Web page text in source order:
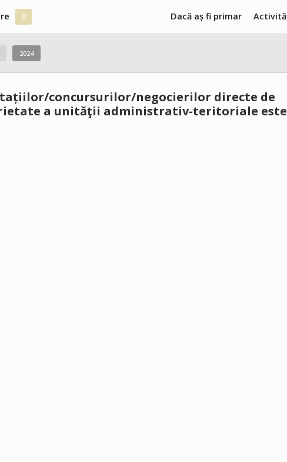
0 Dacă aș fi primar
2024
concursurilor/negocierilor directe de
a unităţii administrativ-teritoriale este